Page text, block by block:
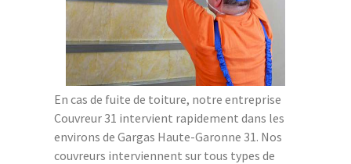
En cas de fuite de toiture, notre entreprise
Couvreur 31 intervient rapidement dans les
environs de Gargas Haute-Garonne 31. Nos
couvreurs interviennent sur tous types de